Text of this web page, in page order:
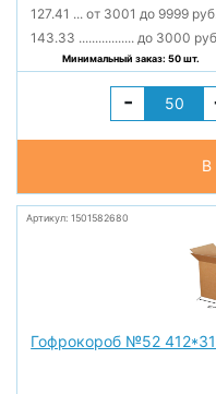
127.41 ... от 3001 до 9999
143.33 ................. до 3000
Минимальный заказ: 50 шт.
-
В
Артикул: 1501582680
Гофрокороб №52